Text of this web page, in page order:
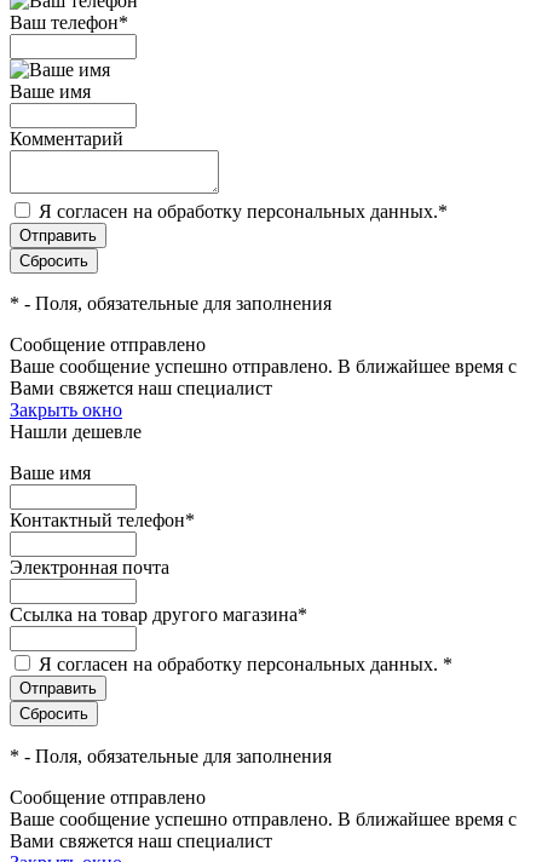
Ваш телефон*
Ваше имя
Комментарий
Я согласен на обработку персональных данных.*
* - Поля, обязательные для заполнения
Сообщение отправлено
Ваше сообщение успешно отправлено. В ближайшее время с
Вами свяжется наш специалист
Закрыть окно
Нашли дешевле
Ваше имя
Контактный телефон*
Электронная почта
Ссылка на товар другого магазина*
Я согласен на обработку персональных данных. *
* - Поля, обязательные для заполнения
Сообщение отправлено
Ваше сообщение успешно отправлено. В ближайшее время с
Вами свяжется наш специалист